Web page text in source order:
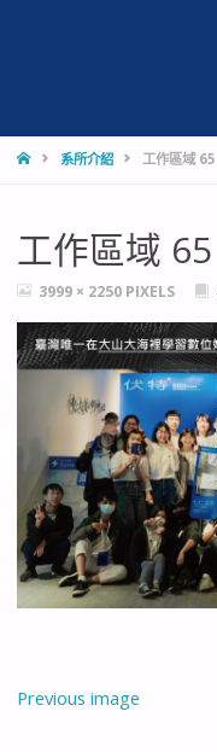
HOME系所介紹 工作區域 65
工作區域 65
FULL3999 × 2250 PIXELS
Previous image